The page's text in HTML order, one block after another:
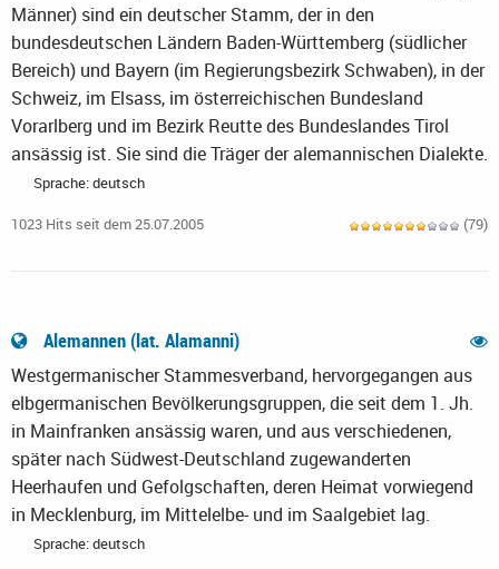
Männer) sind ein deutscher Stamm, der in den
bundesdeutschen Ländern Baden-Württemberg (südlicher
Bereich) und Bayern (im Regierungsbezirk Schwaben), in der
Schweiz, im Elsass, im österreichischen Bundesland
Vorarlberg und im Bezirk Reutte des Bundeslandes Tirol
ansässig ist. Sie sind die Träger der alemannischen Dialekte.
Sprache: deutsch
1023 Hits seit dem 25.07.2005 (79)
Alemannen (lat. Alamanni)
Westgermanischer Stammesverband, hervorgegangen aus
elbgermanischen Bevölkerungsgruppen, die seit dem 1. Jh.
in Mainfranken ansässig waren, und aus verschiedenen,
später nach Südwest-Deutschland zugewanderten
Heerhaufen und Gefolgschaften, deren Heimat vorwiegend
in Mecklenburg, im Mittelelbe- und im Saalgebiet lag.
Sprache: deutsch